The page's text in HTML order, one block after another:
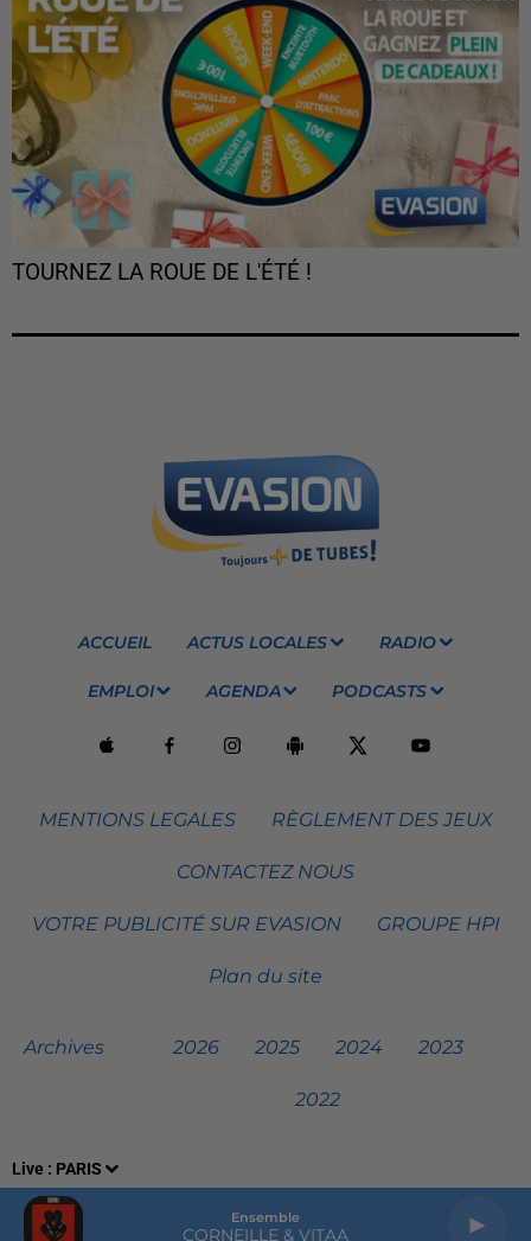
Live : PARIS
Ensemble
CORNEILLE & VITAA
TOURNEZ LA ROUE DE L'ÉTÉ !
ACCUEIL ACTUS LOCALES RADIO
EMPLOI AGENDA PODCASTS
MENTIONS LEGALES RÈGLEMENT DES JEUX
CONTACTEZ NOUS
VOTRE PUBLICITÉ SUR EVASION GROUPE HPI
Plan du site
Archives 2026 2025 2024 2023
2022